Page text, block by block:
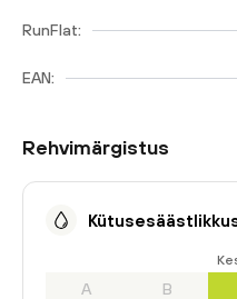
RunFlat:
EAN:
Rehvimärgistus
A B